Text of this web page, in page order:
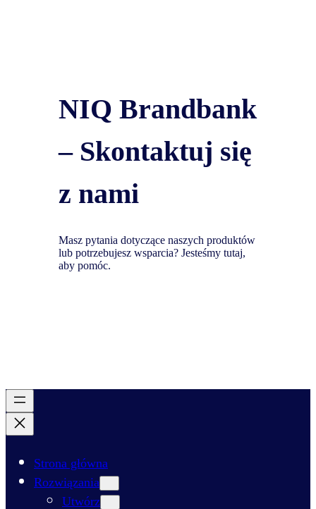
NIQ Brandbank
– Skontaktuj się
z nami
Masz pytania dotyczące naszych produktów
lub potrzebujesz wsparcia? Jesteśmy tutaj,
aby pomóc.
Strona główna
Rozwiązania
Utwórz